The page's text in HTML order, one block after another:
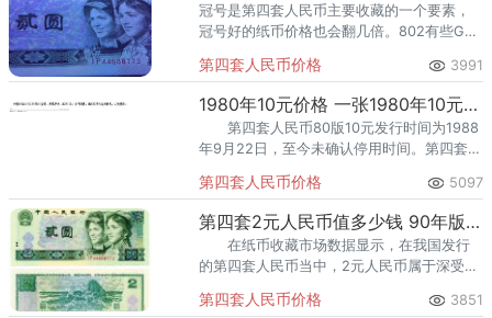
冠号是第四套人民币主要收藏的一个要素，
冠号好的纸币价格也会翻几倍。802有些G冠
有20个左右。大部分冠号刀捆存量稀少，已
经彻底消耗沉淀。
第四套人民币价格 3991
1980年10元价格 一张1980年10元值多少钱
第四套人民币80版10元发行时间为1988
年9月22日，至今未确认停用时间。第四套人
号码为8位。
第四套人民币价格 5097
第四套2元人民币值多少钱 90年版2元纸币最新价
在纸币收藏市场数据显示，在我国发行
的第四套人民币当中，2元人民币属于深受收
柱"景观。游人漫步茂林繁花之中，徘徊于"南
第四套人民币价格 3851